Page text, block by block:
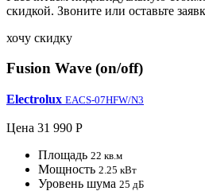
скидкой. Звоните или оставьте
хочу скидку
Fusion Wave (on/off)
Electrolux EACS-07HFW/N3
Цена 31 990 Р
Площадь 22 кв.м
Мощность 2.25 кВт
Уровень шума 25 дБ